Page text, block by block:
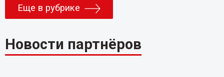
Еще в рубрике
Новости партнёров